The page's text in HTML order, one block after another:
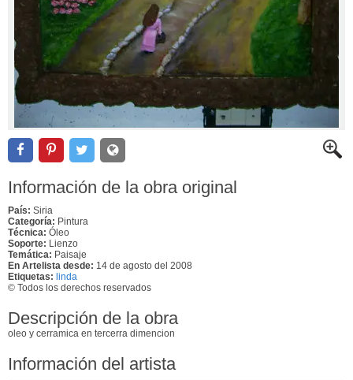
Información de la obra original
País: Siria
Categoría: Pintura
Técnica: Óleo
Soporte: Lienzo
Temática: Paisaje
En Artelista desde: 14 de agosto del 2008
Etiquetas: linda
© Todos los derechos reservados
Descripción de la obra
oleo y cerramica en tercerra dimencion
Información del artista